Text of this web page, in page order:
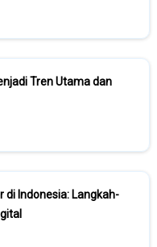
Tren Utama dan
di Indonesia: Langkah-